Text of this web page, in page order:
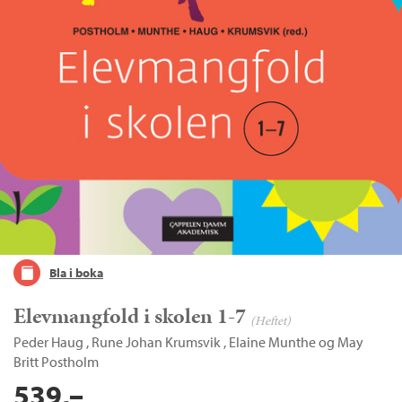
Bla i boka
Elevmangfold i skolen 1-7 (Heftet)
Peder Haug , Rune Johan Krumsvik , Elaine Muntheog May
Britt Postholm
539,–